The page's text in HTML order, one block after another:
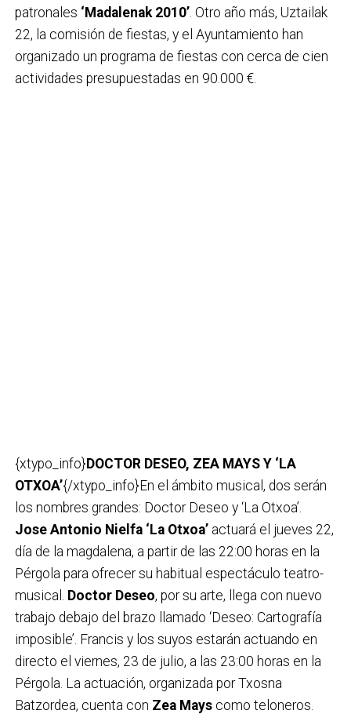
patronales ‘Madalenak 2010’. Otro año más, Uztailak
22, la comisión de fiestas, y el Ayuntamiento han
organizado un programa de fiestas con cerca de cien
actividades presupuestadas en 90.000 €.
{xtypo_info}DOCTOR DESEO, ZEA MAYS Y ‘LA
OTXOA’{/xtypo_info}En el ámbito musical, dos serán
los nombres grandes: Doctor Deseo y ‘La Otxoa’.
Jose Antonio Nielfa ‘La Otxoa’ actuará el jueves 22,
día de la magdalena, a partir de las 22:00 horas en la
Pérgola para ofrecer su habitual espectáculo teatro-
musical. Doctor Deseo, por su arte, llega con nuevo
trabajo debajo del brazo llamado ‘Deseo: Cartografía
imposible’. Francis y los suyos estarán actuando en
directo el viernes, 23 de julio, a las 23:00 horas en la
Pérgola. La actuación, organizada por Txosna
Batzordea, cuenta con Zea Mays como teloneros.